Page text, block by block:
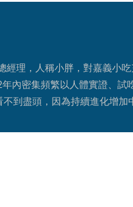
經理，人稱小胖，對嘉義小
內密集頻繁以人體實證、試